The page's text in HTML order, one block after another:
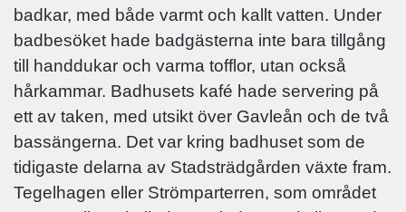
badkar, med både varmt och kallt vatten. Under
badbesöket hade badgästerna inte bara tillgång
till handdukar och varma tofflor, utan också
hårkammar. Badhusets kafé hade servering på
ett av taken, med utsikt över Gavleån och de två
bassängerna. Det var kring badhuset som de
tidigaste delarna av Stadsträdgården växte fram.
Tegelhagen eller Strömparterren, som området